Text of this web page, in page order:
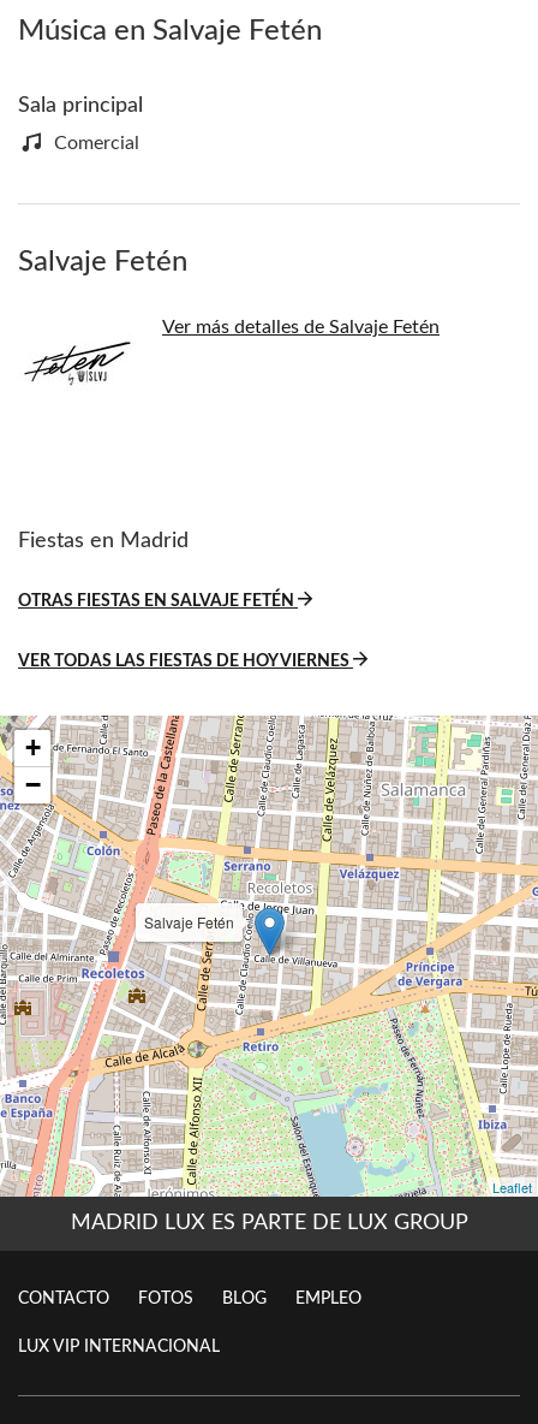
Música en Salvaje Fetén
Sala principal
Comercial
Salvaje Fetén
Ver más detalles de Salvaje Fetén
Fiestas en Madrid
OTRAS FIESTAS EN SALVAJE FETÉN
VER TODAS LAS FIESTAS DE HOY VIERNES
MADRID LUX ES PARTE DE LUX GROUP
CONTACTO FOTOS BLOG EMPLEO
LUX VIP INTERNACIONAL